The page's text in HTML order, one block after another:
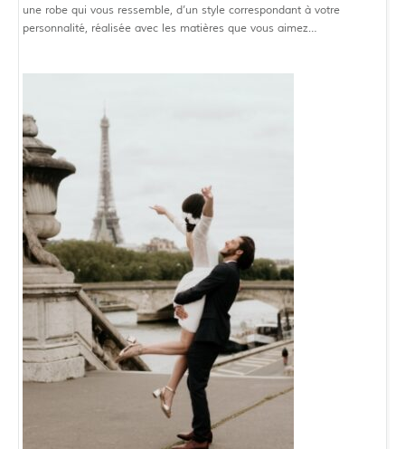
une robe qui vous ressemble, d’un style correspondant à votre
personnalité, réalisée avec les matières que vous aimez…